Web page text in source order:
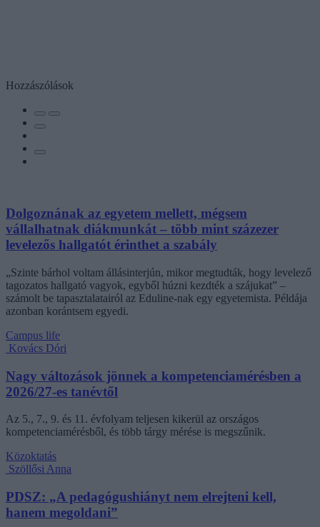
Hozzászólások
Dolgoznának az egyetem mellett, mégsem
vállalhatnak diákmunkát – több mint százezer
levelezős hallgatót érinthet a szabály
„Szinte bárhol voltam állásinterjún, mikor megtudták, hogy levelező
tagozatos hallgató vagyok, egyből húzni kezdték a szájukat” –
számolt be tapasztalatairól az Eduline-nak egy egyetemista. Példája
azonban korántsem egyedi.
Campus life
Kovács Dóri
Nagy változások jönnek a kompetenciamérésben a
2026/27-es tanévtől
Az 5., 7., 9. és 11. évfolyam teljesen kikerül az országos
kompetenciamérésből, és több tárgy mérése is megszűnik.
Közoktatás
Szöllősi Anna
PDSZ: „A pedagógushiányt nem elrejteni kell,
hanem megoldani”